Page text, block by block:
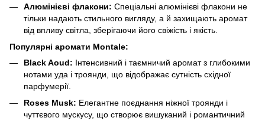
Алюмінієві флакони: Спеціальні алюмінієві флакони не
тільки надають стильного вигляду, а й захищають аромат
від впливу світла, зберігаючи його свіжість і якість.
Популярні аромати Montale:
Black Aoud: Інтенсивний і таємничий аромат з глибокими
нотами уда і троянди, що відображає сутність східної
парфумерії.
Roses Musk: Елегантне поєднання ніжної троянди і
чуттєвого мускусу, що створює вишуканий і романтичний